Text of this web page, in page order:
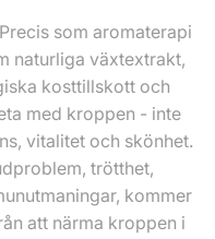
som aromaterapi
naturliga växtextrakt,
kosttillskott och
med kroppen - inte
vitalitet och skönhet.
trötthet,
kommer
att närma kroppen i